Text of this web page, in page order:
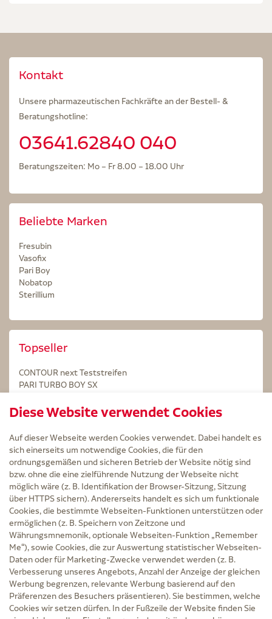
Kontakt
Unsere pharmazeutischen Fachkräfte an der Bestell- &
Beratungshotline:
03641.62840 040
Beratungszeiten: Mo – Fr 8.00 – 18.00 Uhr
Beliebte Marken
Fresubin
Vasofix
Pari Boy
Nobatop
Sterillium
Topseller
CONTOUR next Teststreifen
PARI TURBO BOY SX
Kintex Kinesiologie Tape blau
Service
Versand und Lieferzeit
Kontakt
FAQ
AGB
Cookie-Einstellungen
Datenschutz
Erklärung zur Barrierefreiheit
Widerruf
Impressum
Zu Risiken und Nebenwirkungen lesen Sie die Packungsbeilage und fragen Sie
Diese Website verwendet Cookies
Auf dieser Webseite werden Cookies verwendet. Dabei handelt es
sich einerseits um notwendige Cookies, die für den
ordnungsgemäßen und sicheren Betrieb der Website nötig sind
bzw. ohne die eine zielführende Nutzung der Webseite nicht
möglich wäre (z. B. Identifikation der Browser-Sitzung, Sitzung
über HTTPS sichern). Andererseits handelt es sich um funktionale
Cookies, die bestimmte Webseiten-Funktionen unterstützen oder
ermöglichen (z. B. Speichern von Zeitzone und
Währungsmnemonik, optionale Webseiten-Funktion „Remember
Me“), sowie Cookies, die zur Auswertung statistischer Webseiten-
Daten oder für Marketing-Zwecke verwendet werden (z. B.
Verbesserung unseres Angebots, Anzahl der Anzeige der gleichen
Werbung begrenzen, relevante Werbung basierend auf den
Präferenzen des Besuchers präsentieren). Sie bestimmen, welche
Cookies wir setzen dürfen. In der Fußzeile der Website finden Sie